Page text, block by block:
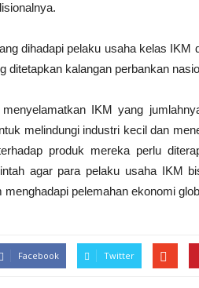
dihadapi pelaku usaha kelas
ditetapkan kalangan perbankan
IKM yang
melindungi industri kecil dan
produk mereka perlu
agar para pelaku usaha IKM
menghadapi pelemahan ekonomi
Facebook Twitter